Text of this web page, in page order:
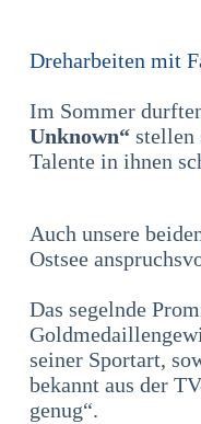
Dreharbeiten mit
Im Sommer
Unknown“ stellen
Talente in ihnen
Auch unsere
Ostsee
Das segelnde
seiner Sportart,
bekannt aus der
genug“.